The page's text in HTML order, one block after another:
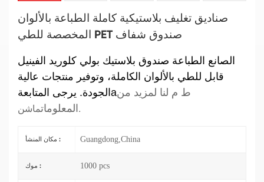
صناديق تغليف بلاستيكية كاملة الطباعة بالألوان
المخصصة للطي PET صندوق شفاف
الصانع الطباعة صندوق بلاستيك بولي كلوريد الفينيل
قابل للطي بالألوان الكاملة، وتوفير منتجات عالية
الجودة. يرجى المتابعةaط م لنا لمزيد من
المعلوماتماشن.
مكان المنشأ : Guangdong,China
موك : 1000 pcs